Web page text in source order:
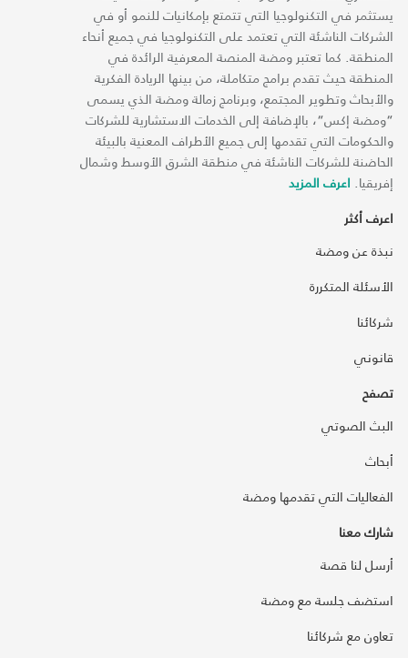
يستثمر في التكنولوجيا التي تتمتع بإمكانيات للنمو أو في
الشركات الناشئة التي تعتمد على التكنولوجيا في جميع أنحاء
المنطقة. كما تعتبر ومضة المنصة المعرفية الرائدة في
المنطقة حيث تقدم برامج متكاملة، من بينها الريادة الفكرية
والأبحاث وتطوير المجتمع، وبرنامج زمالة ومضة الذي يسمى
“ومضة إكس“، بالإضافة إلى الخدمات الاستشارية للشركات
والحكومات التي تقدمها إلى جميع الأطراف المعنية بالبيئة
الحاضنة للشركات الناشئة في منطقة الشرق الأوسط وشمال
إفريقيا. اعرف المزيد
اعرف أكثر
نبذة عن ومضة
الأسئلة المتكررة
شركائنا
قانوني
تصفح
البث الصوتي
أبحاث
الفعاليات التي تقدمها ومضة
شارك معنا
أرسل لنا قصة
استضف جلسة مع ومضة
تعاون مع شركائنا